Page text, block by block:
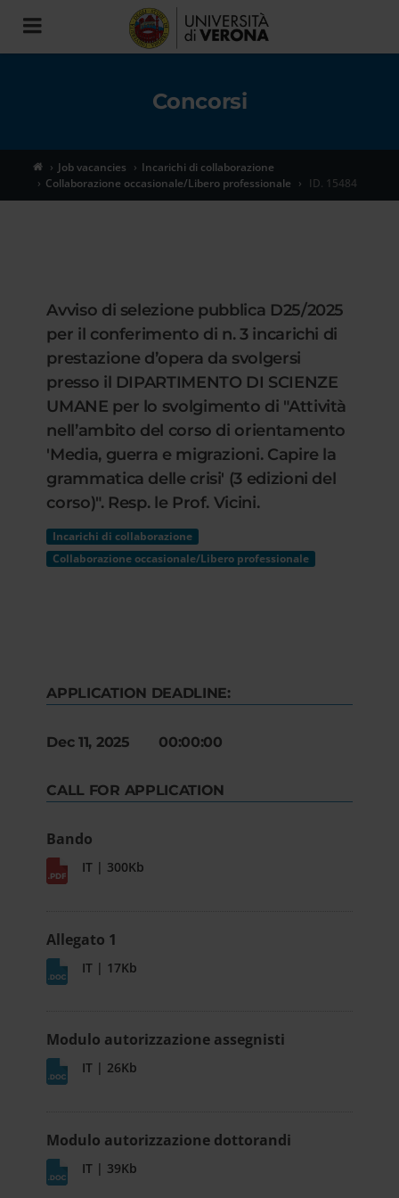
Toggle
navigation
Concorsi
Job vacancies
Incarichi di collaborazione
Collaborazione occasionale/Libero professionale
ID. 15484
Avviso di selezione pubblica D25/2025
per il conferimento di n. 3 incarichi di
prestazione d’opera da svolgersi
presso il DIPARTIMENTO DI SCIENZE
UMANE per lo svolgimento di "Attività
nell’ambito del corso di orientamento
'Media, guerra e migrazioni. Capire la
grammatica delle crisi' (3 edizioni del
corso)". Resp. le Prof. Vicini.
Incarichi di collaborazione
Collaborazione occasionale/Libero professionale
APPLICATION DEADLINE:
Dec 11, 2025 00:00:00
CALL FOR APPLICATION
Bando
IT | 300Kb
Allegato 1
IT | 17Kb
Modulo autorizzazione assegnisti
IT | 26Kb
Modulo autorizzazione dottorandi
IT | 39Kb